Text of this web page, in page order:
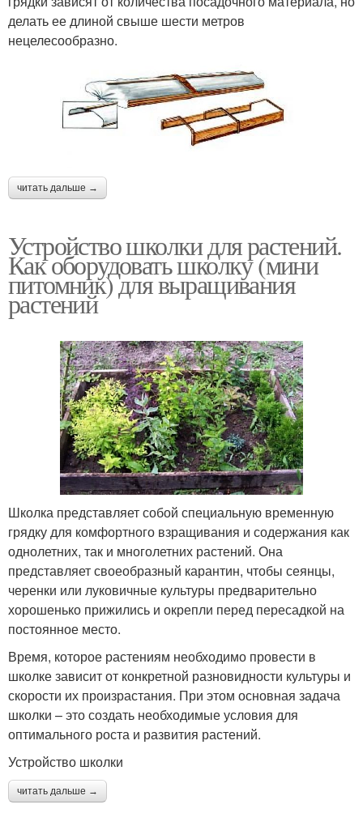
делать ее длиной свыше шести метров
нецелесообразно.
читать дальше →
Устройство школки для растений.
Как оборудовать школку (мини
питомник) для выращивания
растений
Школка представляет собой специальную временную
грядку для комфортного взращивания и содержания как
однолетних, так и многолетних растений. Она
представляет своеобразный карантин, чтобы сеянцы,
черенки или луковичные культуры предварительно
хорошенько прижились и окрепли перед пересадкой на
постоянное место.
Время, которое растениям необходимо провести в
школке зависит от конкретной разновидности культуры и
скорости их произрастания. При этом основная задача
школки – это создать необходимые условия для
оптимального роста и развития растений.
Устройство школки
читать дальше →